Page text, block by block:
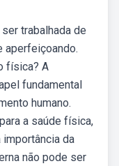
trabalhada de
aperfeiçoando.
física? A
fundamental
humano.
a saúde física,
importância da
não pode ser